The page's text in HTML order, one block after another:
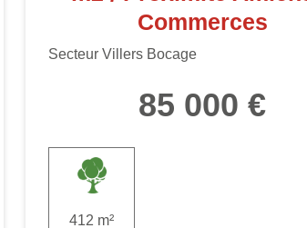
Commerces
Secteur Villers Bocage
85 000 €
412 m²